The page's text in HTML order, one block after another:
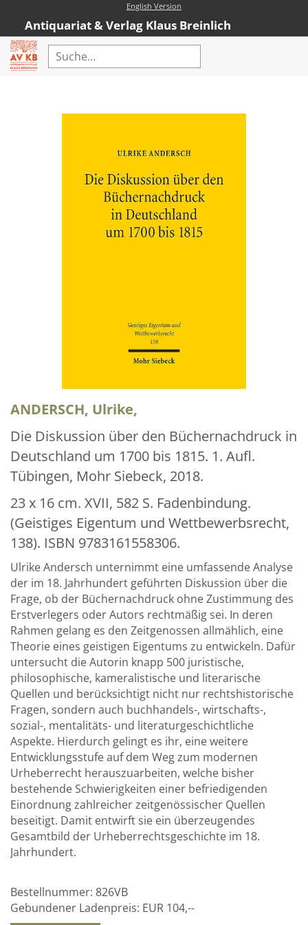
English Version
Antiquariat & Verlag Klaus Breinlich
Erweiterte Suche
Buchbinderei und Restauration
Glossar und Bibliographien
Warenkorb
Kontakt
Newsletter
ANDERSCH, Ulrike,
Die Diskussion über den Büchernachdruck in
Deutschland um 1700 bis 1815. 1. Aufl.
Tübingen, Mohr Siebeck, 2018.
23 x 16 cm. XVII, 582 S. Fadenbindung.
(Geistiges Eigentum und Wettbewerbsrecht,
138). ISBN 9783161558306.
Ulrike Andersch unternimmt eine umfassende Analyse
der im 18. Jahrhundert geführten Diskussion über die
Frage, ob der Büchernachdruck ohne Zustimmung des
Erstverlegers oder Autors rechtmäßig sei. In deren
Rahmen gelang es den Zeitgenossen allmählich, eine
Theorie eines geistigen Eigentums zu entwickeln. Dafür
untersucht die Autorin knapp 500 juristische,
philosophische, kameralistische und literarische
Quellen und berücksichtigt nicht nur rechtshistorische
Fragen, sondern auch buchhandels-, wirtschafts-,
sozial-, mentalitäts- und literaturgeschichtliche
Aspekte. Hierdurch gelingt es ihr, eine weitere
Entwicklungsstufe auf dem Weg zum modernen
Urheberrecht herauszuarbeiten, welche bisher
bestehende Schwierigkeiten einer befriedigenden
Einordnung zahlreicher zeitgenössischer Quellen
beseitigt. Damit entwirft sie ein überzeugendes
Gesamtbild der Urheberrechtsgeschichte im 18.
Jahrhundert.
Bestellnummer: 826VB
Gebundener Ladenpreis: EUR 104,--